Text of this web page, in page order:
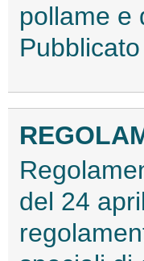
pollame e
del 24